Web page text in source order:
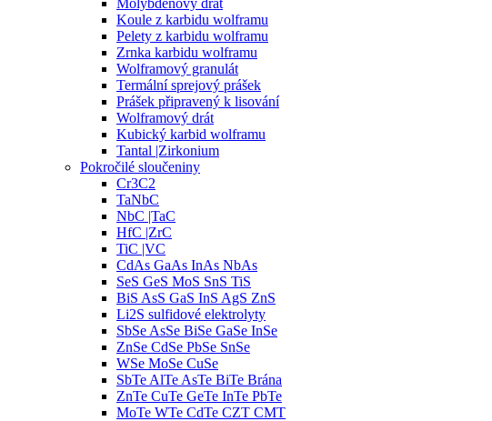
Molybdenový drát
Koule z karbidu wolframu
Pelety z karbidu wolframu
Zrnka karbidu wolframu
Wolframový granulát
Termální sprejový prášek
Prášek připravený k lisování
Wolframový drát
Kubický karbid wolframu
Tantal |Zirkonium
Pokročilé sloučeniny
Cr3C2
TaNbC
NbC |TaC
HfC |ZrC
TiC |VC
CdAs GaAs InAs NbAs
SeS GeS MoS SnS TiS
BiS AsS GaS InS AgS ZnS
Li2S sulfidové elektrolyty
SbSe AsSe BiSe GaSe InSe
ZnSe CdSe PbSe SnSe
WSe MoSe CuSe
SbTe AlTe AsTe BiTe Brána
ZnTe CuTe GeTe InTe PbTe
MoTe WTe CdTe CZT CMT